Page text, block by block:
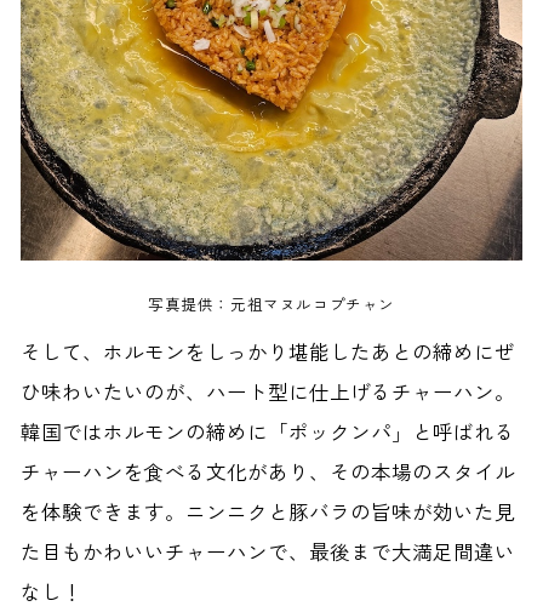
写真提供：元祖マヌルコプチャン
そして、ホルモンをしっかり堪能したあとの締めにぜ
ひ味わいたいのが、ハート型に仕上げるチャーハン。
韓国ではホルモンの締めに「ポックンパ」と呼ばれる
チャーハンを食べる文化があり、その本場のスタイル
を体験できます。ニンニクと豚バラの旨味が効いた見
た目もかわいいチャーハンで、最後まで大満足間違い
なし！